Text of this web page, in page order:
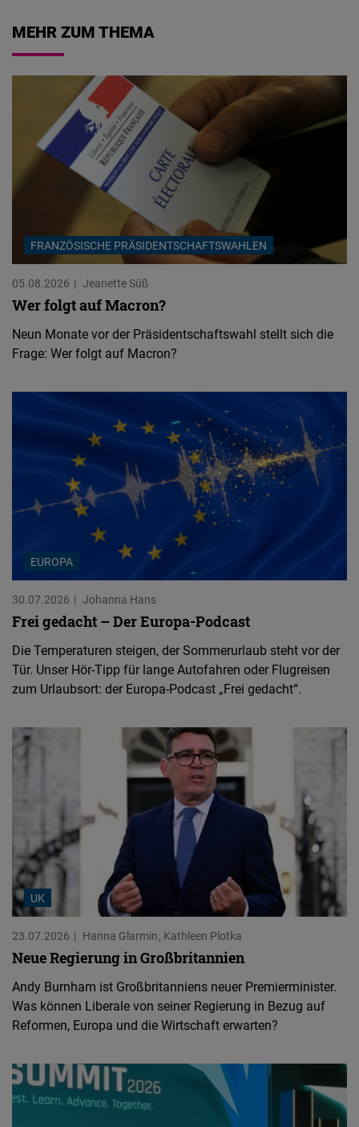
MEHR ZUM THEMA
FRANZÖSISCHE PRÄSIDENTSCHAFTSWAHLEN
05.08.2026 Jeanette Süß
Wer folgt auf Macron?
Neun Monate vor der Präsidentschaftswahl stellt sich die
Frage: Wer folgt auf Macron?
EUROPA
30.07.2026 Johanna Hans
Frei gedacht – Der Europa-Podcast
Die Temperaturen steigen, der Sommerurlaub steht vor der
Tür. Unser Hör-Tipp für lange Autofahren oder Flugreisen
zum Urlaubsort: der Europa-Podcast „Frei gedacht“.
UK
23.07.2026 Hanna Glarmin Kathleen Plotka
Neue Regierung in Großbritannien
Andy Burnham ist Großbritanniens neuer Premierminister.
Was können Liberale von seiner Regierung in Bezug auf
Reformen, Europa und die Wirtschaft erwarten?